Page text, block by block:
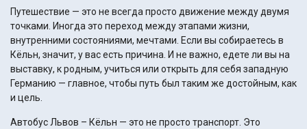
Путешествие — это не всегда просто движение между двумя
точками. Иногда это переход между этапами жизни,
внутренними состояниями, мечтами. Если вы собираетесь в
Кёльн, значит, у вас есть причина. И не важно, едете ли вы на
выставку, к родным, учиться или открыть для себя западную
Германию — главное, чтобы путь был таким же достойным, как
и цель.
Автобус Львов – Кёльн — это не просто транспорт. Это